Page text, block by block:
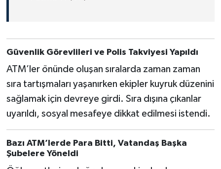
Güvenlik Görevlileri ve Polis Takviyesi Yapıldı
ATM’ler önünde oluşan sıralarda zaman zaman
sıra tartışmaları yaşanırken ekipler kuyruk düzenini
sağlamak için devreye girdi. Sıra dışına çıkanlar
uyarıldı, sosyal mesafeye dikkat edilmesi istendi.
Bazı ATM’lerde Para Bitti, Vatandaş Başka
Şubelere Yöneldi